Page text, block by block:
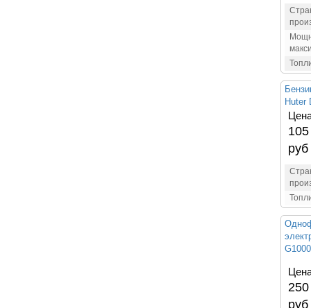
Huter
руб
руб